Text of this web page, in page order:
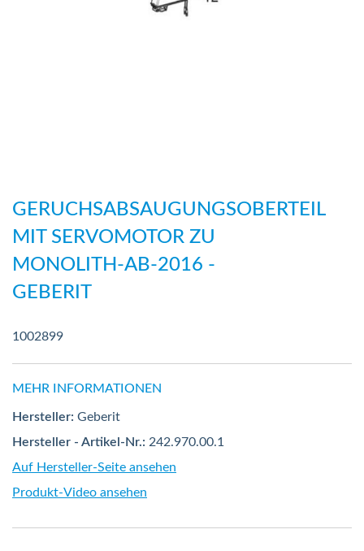
GERUCHSABSAUGUNGSOBERTEIL
MIT SERVOMOTOR ZU
MONOLITH-AB-2016 -
GEBERIT
1002899
MEHR INFORMATIONEN
Hersteller: Geberit
Hersteller - Artikel-Nr.: 242.970.00.1
Auf Hersteller-Seite ansehen
Produkt-Video ansehen
Anfang
Bildergalerie
springen